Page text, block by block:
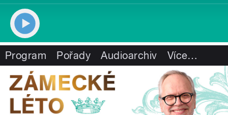
Program Pořady Audioarchiv Více…